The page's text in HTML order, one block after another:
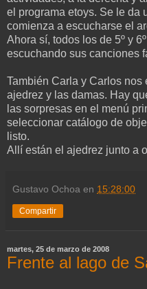
el programa etoys. Se le da
comienza a escucharse el
Ahora sí, todos los de 5º y
escuchando sus canciones
También Carla y Carlos nos
ajedrez y las damas. Hay
las sorpresas en el menú
seleccionar catálogo de
listo.
Allí están el ajedrez junto a
Gustavo Ochoa en 15:28:00
Compartir
martes, 25 de marzo de 2008
Frente al lago de